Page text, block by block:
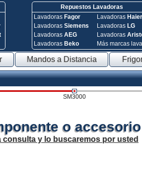
Repuestos Lavadoras
Lavadoras Fagor
Lavadoras Siemens
Lavadoras AEG
Lavadoras Beko
Lavadoras Haier
Lavadoras LG
Lavadoras
Más marcas
Mandos a Distancia
SM3000
o accesorio
y lo buscaremos por usted